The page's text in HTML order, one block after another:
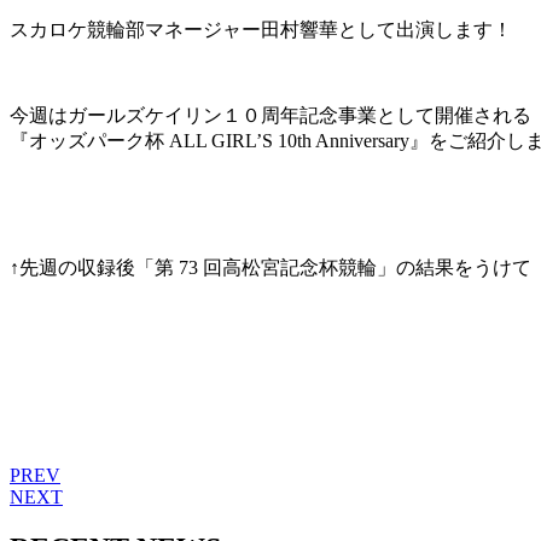
スカロケ競輪部マネージャー田村響華として出演します！
今週はガールズケイリン１０周年記念事業として開催される
『オッズパーク杯 ALL GIRL’S 10th Anniversary』をご紹介し
↑先週の収録後「第 73 回高松宮記念杯競輪」の結果をうけて
PREV
NEXT